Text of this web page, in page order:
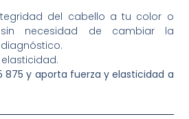
del cabello a tu color o
sin necesidad de cambiar la
875 y aporta fuerza y elasticidad a